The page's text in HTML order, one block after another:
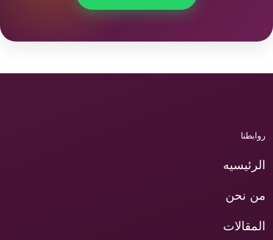
روابطنا
الرئيسيه
من نحن
المقالات